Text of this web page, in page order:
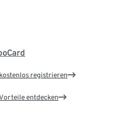
registrieren
entdecken